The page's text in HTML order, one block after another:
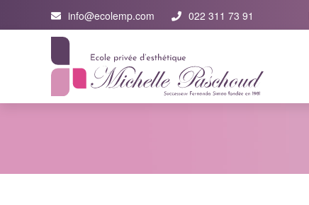
info@ecolemp.com 022 311 73 91